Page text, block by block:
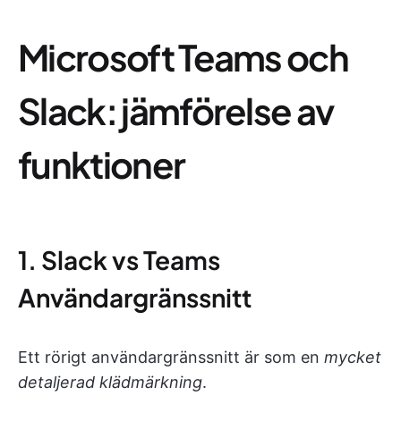
Microsoft Teams och
Slack: jämförelse av
funktioner
1. Slack vs Teams
Användargränssnitt
Ett rörigt användargränssnitt är som en mycket
detaljerad klädmärkning.